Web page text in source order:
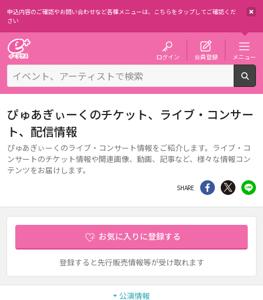
申込内容のご確認やお問い合わせなど各種メニューは、 こちらをタップしてご確認くだ
さい
ログイン 会員登録 メニュー
ぴゅあぎぃーくのチケット、ライブ・コンサー
ト、配信情報
ぴゅあぎぃーくのライブ・コンサート情報をご紹介します。ライブ・コ
ンサートのチケット情報や関連画像、動画、記事など、様々な情報コン
テンツをお届けします。
SHARE シェア Twitter
お気に入りに登録する
登録すると先行販売情報等が受け取れます
公演情報